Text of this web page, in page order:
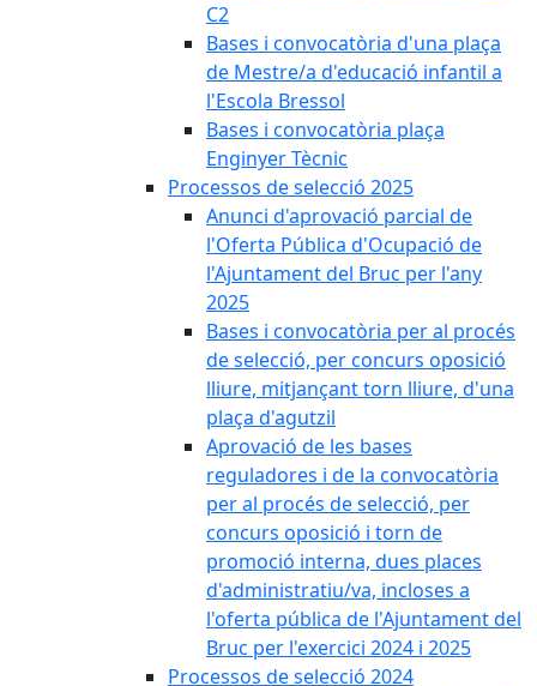
C2
Bases i convocatòria d'una plaça
de Mestre/a d'educació infantil a
l'Escola Bressol
Bases i convocatòria plaça
Enginyer Tècnic
Processos de selecció 2025
Anunci d'aprovació parcial de
l'Oferta Pública d'Ocupació de
l'Ajuntament del Bruc per l'any
2025
Bases i convocatòria per al procés
de selecció, per concurs oposició
lliure, mitjançant torn lliure, d'una
plaça d'agutzil
Aprovació de les bases
reguladores i de la convocatòria
per al procés de selecció, per
concurs oposició i torn de
promoció interna, dues places
d'administratiu/va, incloses a
l'oferta pública de l'Ajuntament del
Bruc per l'exercici 2024 i 2025
Processos de selecció 2024